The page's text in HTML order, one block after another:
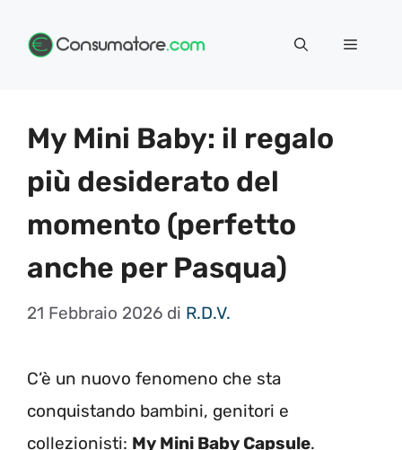
Menu
My Mini Baby: il regalo
più desiderato del
momento (perfetto
anche per Pasqua)
21 Febbraio 2026 di R.D.V.
C’è un nuovo fenomeno che sta
conquistando bambini, genitori e
collezionisti: My Mini Baby Capsule.